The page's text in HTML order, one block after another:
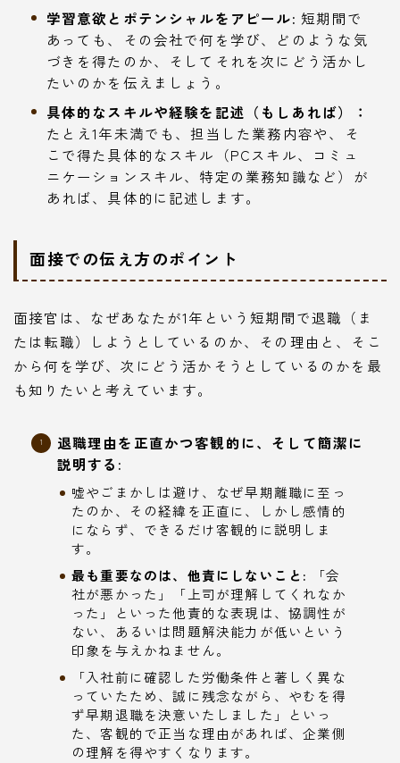
学習意欲とポテンシャルをアピール: 短期間で
あっても、その会社で何を学び、どのような気
づきを得たのか、そしてそれを次にどう活かし
たいのかを伝えましょう。
具体的なスキルや経験を記述（もしあれば）：
たとえ1年未満でも、担当した業務内容や、そ
こで得た具体的なスキル（PCスキル、コミュ
ニケーションスキル、特定の業務知識など）が
あれば、具体的に記述します。
面接での伝え方のポイント
面接官は、なぜあなたが1年という短期間で退職（ま
たは転職）しようとしているのか、その理由と、そこ
から何を学び、次にどう活かそうとしているのかを最
も知りたいと考えています。
退職理由を正直かつ客観的に、そして簡潔に
説明する:
嘘やごまかしは避け、なぜ早期離職に至っ
たのか、その経緯を正直に、しかし感情的
にならず、できるだけ客観的に説明しま
す。
最も重要なのは、他責にしないこと: 「会
社が悪かった」「上司が理解してくれなか
った」といった他責的な表現は、協調性が
ない、あるいは問題解決能力が低いという
印象を与えかねません。
「入社前に確認した労働条件と著しく異な
っていたため、誠に残念ながら、やむを得
ず早期退職を決意いたしました」といっ
た、客観的で正当な理由があれば、企業側
の理解を得やすくなります。